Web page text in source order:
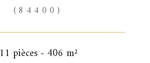
(84400)
11 pièces - 406 m²